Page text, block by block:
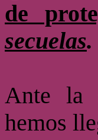
de
secuelas.
Ante la
hemos